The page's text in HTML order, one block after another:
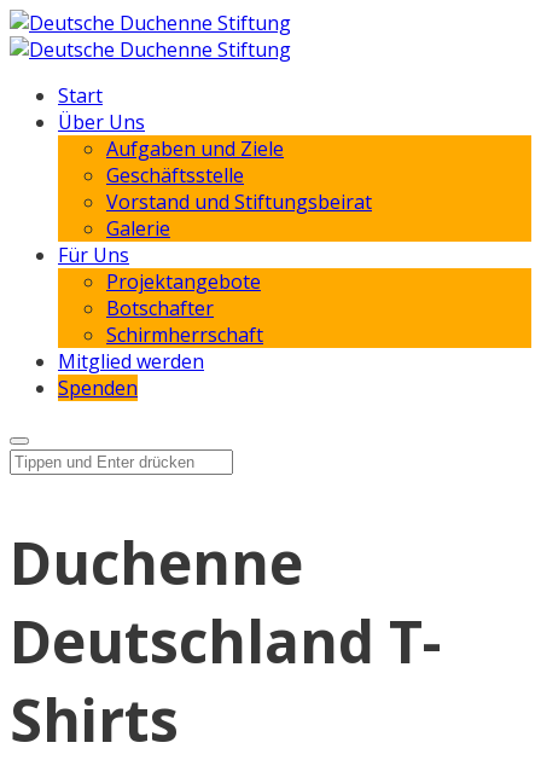
Start
Über Uns
Aufgaben und Ziele
Geschäftsstelle
Vorstand und Stiftungsbeirat
Galerie
Für Uns
Projektangebote
Botschafter
Schirmherrschaft
Mitglied werden
Spenden
Duchenne
Deutschland T-
Shirts